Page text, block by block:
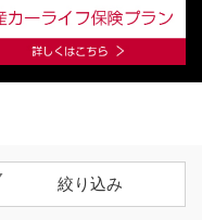
絞り込み